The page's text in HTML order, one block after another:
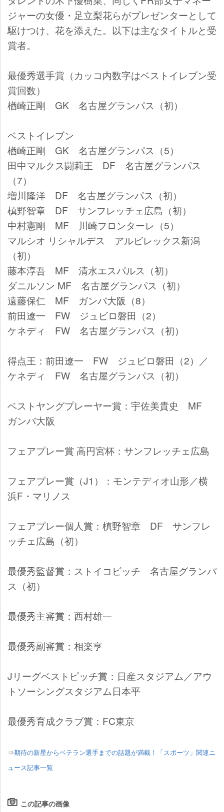
ジャーの女優・足立梨花らがプレゼンターとして
駆けつけ、花を添えた。以下は主なタイトルと受
賞者。
最優秀選手賞（カッコ内数字はベストイレブン受
賞回数）
楢崎正剛 GK 名古屋グランパス（初）
ベストイレブン
楢崎正剛 GK 名古屋グランパス（5）
田中マルクス闘莉王 DF 名古屋グランパス
（7）
増川隆洋 DF 名古屋グランパス（初）
槙野智章 DF サンフレッチェ広島（初）
中村憲剛 MF 川崎フロンターレ（5）
マルシオ リシャルデス アルビレックス新潟
（初）
藤本淳吾 MF 清水エスパルス（初）
ダニルソン MF 名古屋グランパス（初）
遠藤保仁 MF ガンバ大阪（8）
前田遼一 FW ジュビロ磐田（2）
ケネディ FW 名古屋グランパス（初）
得点王：前田遼一 FW ジュビロ磐田（2）／
ケネディ FW 名古屋グランパス（初）
ベストヤングプレーヤー賞：宇佐美貴史 MF
ガンバ大阪
フェアプレー賞 高円宮杯：サンフレッチェ広島
フェアプレー賞（J1）：モンテディオ山形／横
浜F・マリノス
フェアプレー個人賞：槙野智章 DF サンフレ
ッチェ広島（初）
最優秀監督賞：ストイコビッチ 名古屋グランパ
ス（初）
最優秀主審賞：西村雄一
最優秀副審賞：相楽亨
Jリーグベストピッチ賞：日産スタジアム／アウ
トソーシングスタジアム日本平
最優秀育成クラブ賞：FC東京
⇒期待の新星からベテラン選手までの話題が満載！「スポーツ」関連ニ
ュース記事一覧
この記事の画像